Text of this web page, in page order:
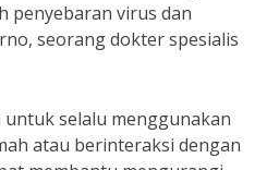
penyebaran virus dan
seorang dokter spesialis
selalu menggunakan
atau berinteraksi dengan